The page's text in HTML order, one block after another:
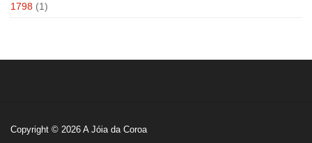
1798 (1)
Copyright © 2026 A Jóia da Coroa